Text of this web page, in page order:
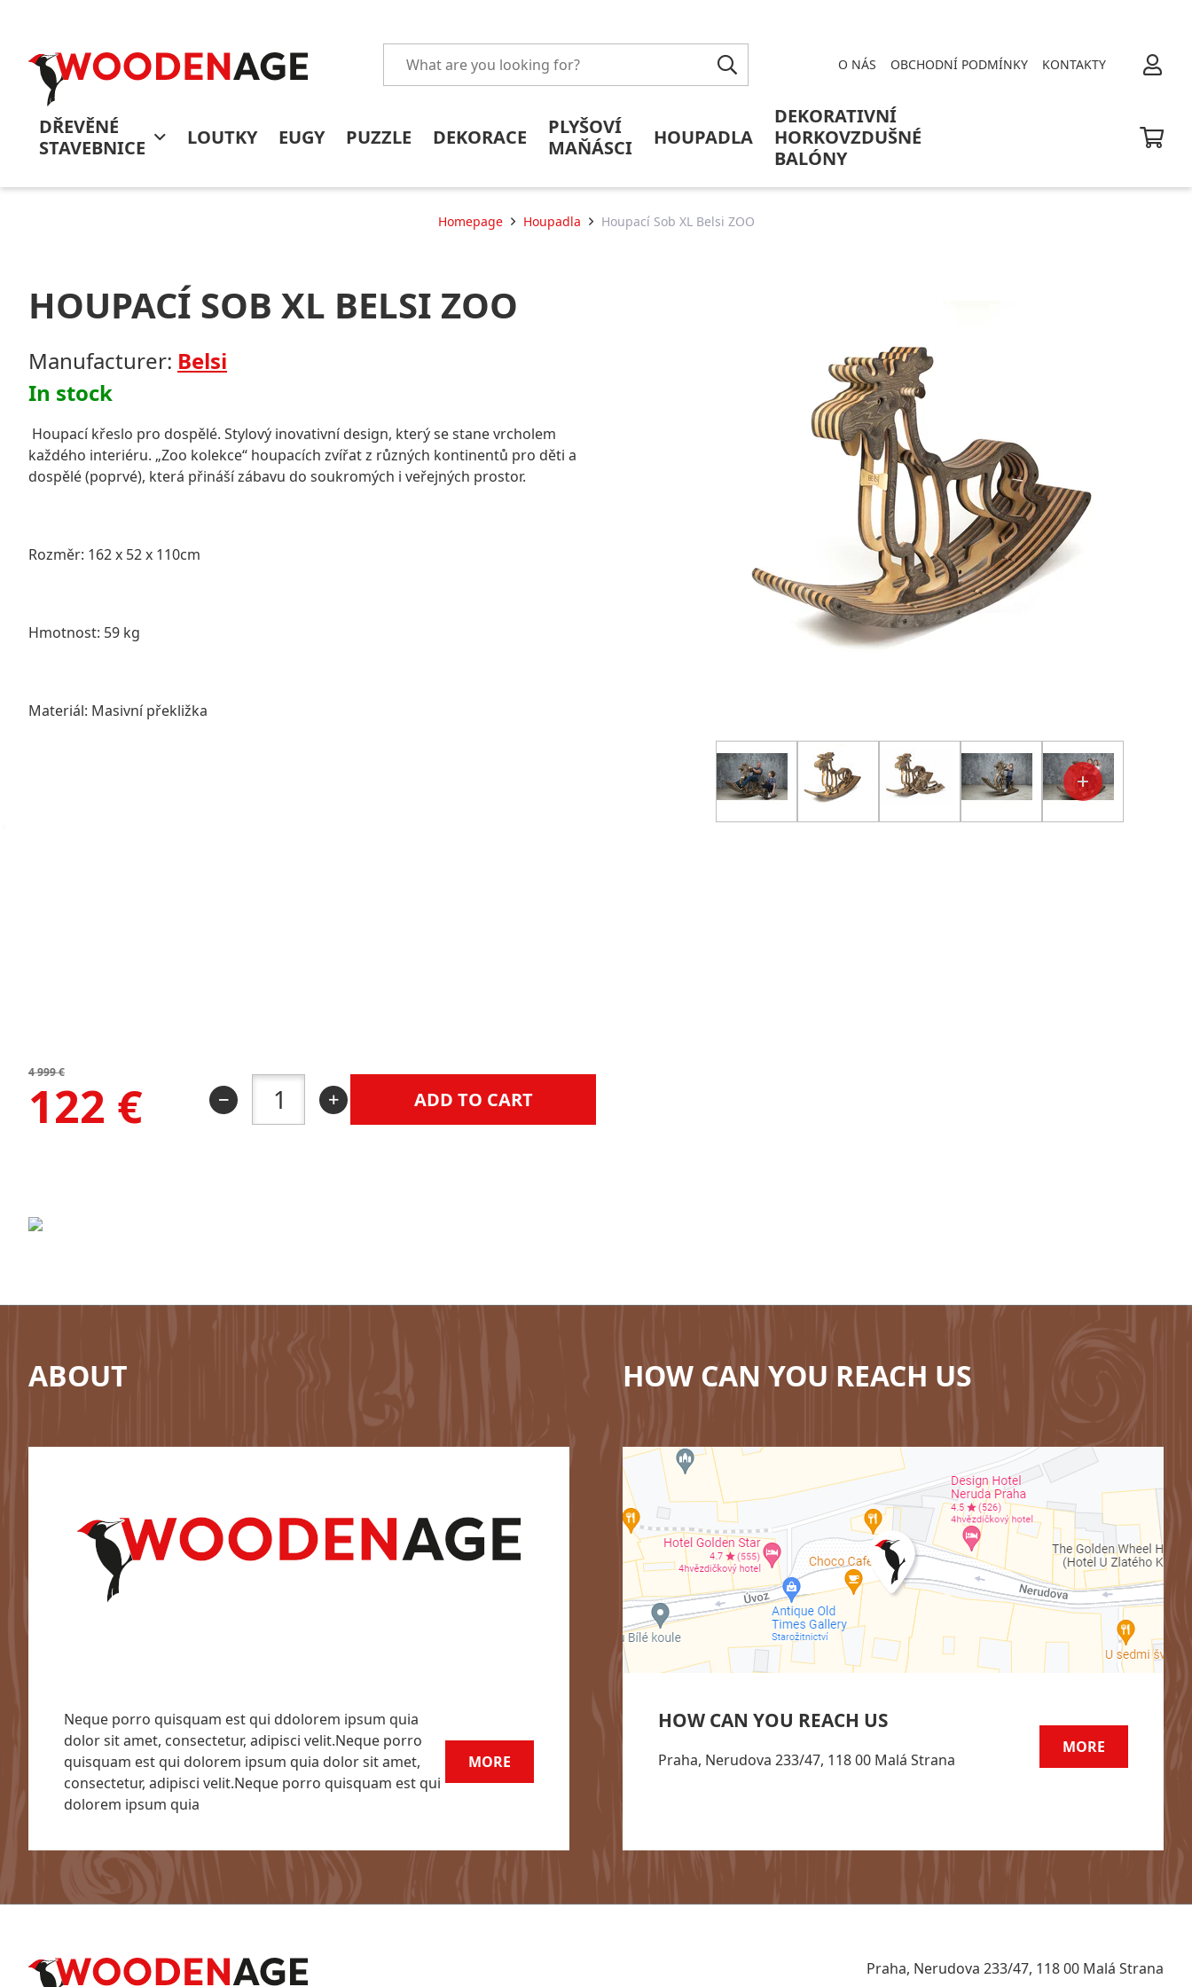
O NÁS OBCHODNÍ PODMÍNKY KONTAKTY
DŘEVĚNÉ
STAVEBNICE
LOUTKY EUGY PUZZLE DEKORACE
PLYŠOVÍ
MAŇÁSCI
HOUPADLA
DEKORATIVNÍ
HORKOVZDUŠNÉ
BALÓNY
Homepage Houpadla Houpací Sob XL Belsi ZOO
HOUPACÍ SOB XL BELSI ZOO
Manufacturer: Belsi
In stock
Houpací křeslo pro dospělé. Stylový inovativní design, který se stane vrcholem
každého interiéru. „Zoo kolekce“ houpacích zvířat z různých kontinentů pro děti a
dospělé (poprvé), která přináší zábavu do soukromých i veřejných prostor.
Rozměr: 162 x 52 x 110cm
Hmotnost: 59 kg
Materiál: Masivní překližka
4 999€
122 € ADD TO CART
ABOUT
Neque porro quisquam est qui ddolorem ipsum quia
dolor sit amet, consectetur, adipisci velit.Neque porro
quisquam est qui dolorem ipsum quia dolor sit amet,
consectetur, adipisci velit.Neque porro quisquam est qui
dolorem ipsum quia
MORE
HOW CAN YOU REACH US
HOW CAN YOU REACH US
Praha, Nerudova 233/47, 118 00 Malá Strana
MORE
Praha, Nerudova 233/47, 118 00 Malá Strana